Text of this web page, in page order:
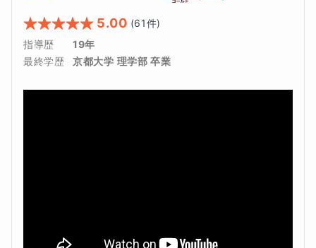
5.00 (61件)
指導歴
19年
最終学歴
京都大学 理学部 卒業